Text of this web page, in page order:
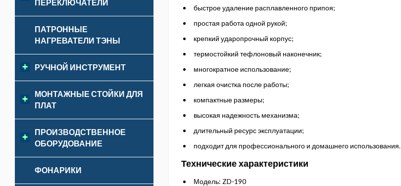
ПЕРЕКЛЮЧАТЕЛИ
ПАТРОННЫЕ
НАГРЕВАТЕЛИ ТЭНЫ
РУЧНОЙ ИНСТРУМЕНТ
МОНТАЖНЫЕ СТОЙКИ ДЛЯ
ПЛАТ
ПРОИЗВОДСТВЕННОЕ
ОБОРУДОВАНИЕ
ФОНАРИКИ
быстрое удаление расплавленного припоя;
простая работа одной рукой;
крепкий ударопрочный корпус;
термостойкий тефлоновый наконечник;
многократное использование;
легкая очистка после работы;
компактные размеры;
высокая надежность механизма;
длительный ресурс эксплуатации;
подходит для профессионального и домашнего использования.
Технические характеристики
Модель: ZD-190